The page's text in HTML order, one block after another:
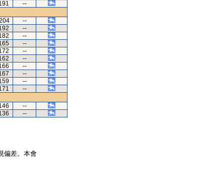
--
--
--
--
--
--
--
--
--
--
--
--
--
偏差。本會